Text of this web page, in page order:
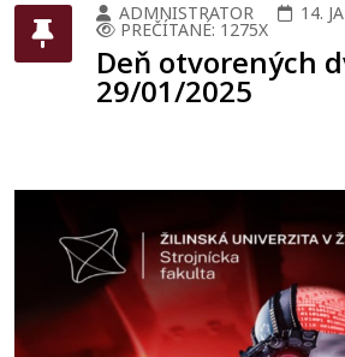
ADMNISTRATOR 14.
PREČÍTANÉ: 1275X
Deň otvorených
29/01/2025